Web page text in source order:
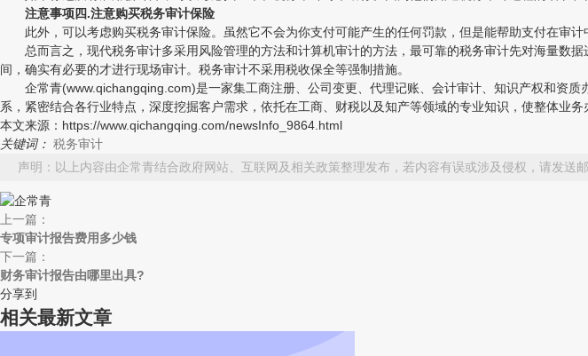
注意事项四.注意购买税务审计保险
此外，可以考虑购买税务审计保险。虽然它不会为你支付可能产生的任何罚款，但是能帮助支付在审计
总而言之，现代税务审计多采用风险管理的方法和计算机审计的方法，最可靠的税务审计先对海量数
间，确实有必要的才进行现场审计。税务审计不采用税收保全等强制措施。
企常青(www.qichangqing.com)是一家集工商注册、公司变更、代理记账、会计审计、知识产权和资质
系，紧密结合各行业特点，深度挖掘客户需求，依托在工商、财税以及知产等领域的专业知识，使整体业
本文来源：https://www.qichangqing.com/newsInfo_9864.html
关键词： 税务审计
声明：以上内容由企常青结合政府网站、互联网及相关政策整理发布，若内容有误或涉及侵权，请发送
上一篇：
专项审计报告费用多少钱
下一篇：
财务审计报告由哪里出具?
分享到
相关最新文章